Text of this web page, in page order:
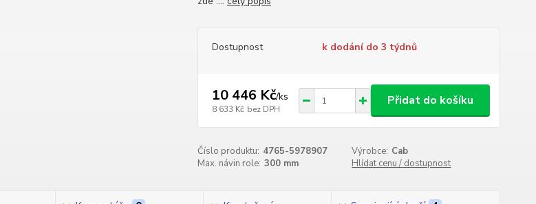
Dostupnost k dodání do 3 týdnů
10 446 Kč/ks
8 633 Kč bez DPH
Přidat do košíku
Číslo produktu: 4765-5978907 Výrobce: Cab
Max. návin role: 300 mm Hlídat cenu / dostupnost